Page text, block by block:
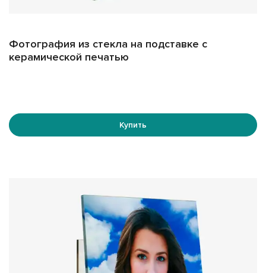
уникальный дизайн, соответствующий вашим
пожеланиям и особенностям конкретного мемориала.
осветленное. Обычное стекло обладает легким
зеленоватым оттенком, тогда как осветленное
Требования к изображениям:
Для создания качественного портрета необходимо
предоставить фотографию высокого разрешения.
Минимальное разрешение изображения 300 dpi,
Фотография из стекла на подставке с
керамической печатью
Купить